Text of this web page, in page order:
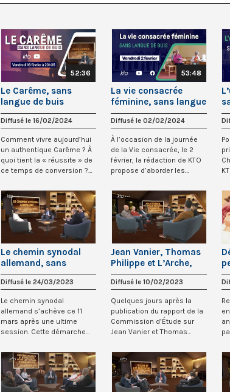
52:36
Le Carême, sans
langue de buis
Diffusé le 16/02/2024
Comment vivre aujourd’hui
un authentique Carême ? À
quoi tient la « réussite » de
ce temps de conversion ?
53:48
La vie consacrée
féminine, sans langue
de buis
Diffusé le 02/02/2024
À l’occasion de la journée
de la Vie consacrée, le 2
février, la rédaction de KTO
propose d’aborder les
Le chemin synodal
allemand, sans
langue de buis
Diffusé le 24/03/2023
Le chemin synodal
allemand s’achève ce 11
mars après une ultime
session. Cette démarche
Jean Vanier, Thomas
Philippe et L’Arche,
sans langue de buis
Diffusé le 10/02/2023
Quelques jours après la
publication du rapport de la
Commission d’Étude sur
Jean Vanier et Thomas